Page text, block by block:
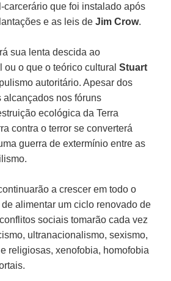
carcerário que foi instalado após
e as leis deJim Crow.
sua lenta descida ao
ou o que o teórico culturalStuart
autoritário. Apesar dos
alcançados nos fóruns
ecológica da Terra
contra o terror se converterá
guerra de extermínio entre as
a crescer em todo o
alimentar um ciclo renovado de
sociais tomarão cada vez
ultranacionalismo, sexismo,
religiosas, xenofobia, homofobia